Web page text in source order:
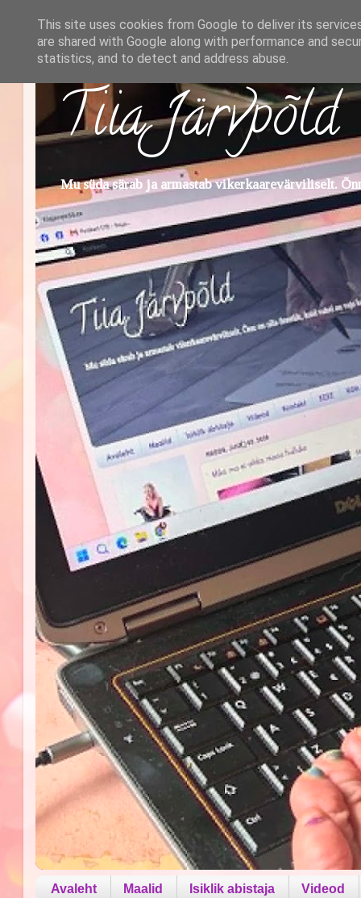
Tiia Järvpõld
Mu süda särab ja armastab vikerkaarevärviliselt.
Avaleht Maalid Isiklik abistaja Videod
This site uses cookies from Google to deliver its
are shared with Google along with performance and
statistics, and to detect and address abuse.